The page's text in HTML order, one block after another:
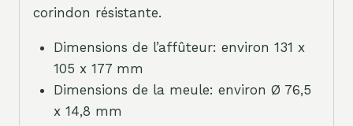
corindon résistante.
Dimensions de l’affûteur: environ 131 x
105 x 177 mm
Dimensions de la meule: environ Ø 76,5
x 14,8 mm